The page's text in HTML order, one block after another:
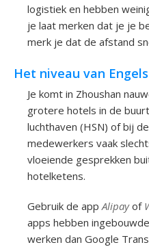
logistiek en hebben
je laat merken dat je je
merk je dat de afstand
Het niveau van
Je komt in Zhoushan
grotere hotels in de
luchthaven (HSN) of bij
medewerkers vaak
vloeiende gesprekken
hotelketens.
Gebruik de appAlipayof
apps hebben
werken dan Google